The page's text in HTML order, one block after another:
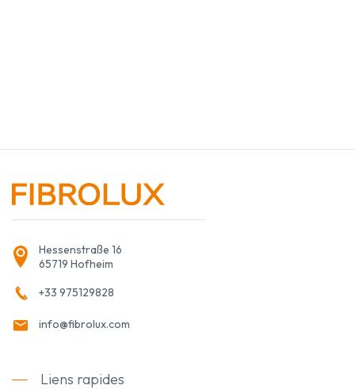
Hessenstraße 16
65719 Hofheim
+33 975129828
info@fibrolux.com
Liens rapides